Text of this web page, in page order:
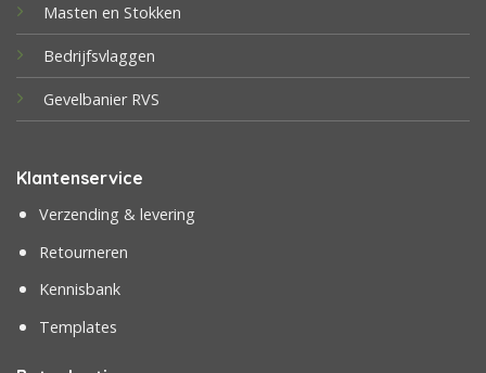
Masten en Stokken
Bedrijfsvlaggen
Gevelbanier RVS
Klantenservice
Verzending & levering
Retourneren
Kennisbank
Templates